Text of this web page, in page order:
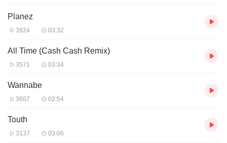
Planez
3924 03:32
All Time (Cash Cash Remix)
3571 03:34
Wannabe
3607 02:54
Touth
3137 03:06